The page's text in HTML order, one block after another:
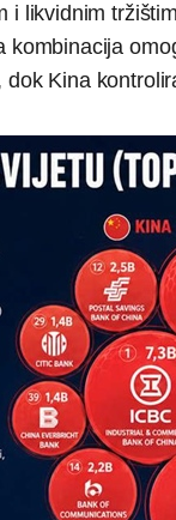
i likvidnim
Kina